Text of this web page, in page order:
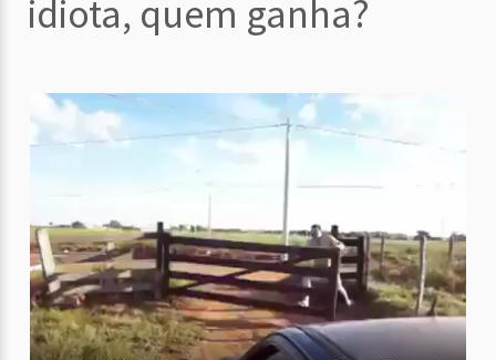
idiota, quem ganha?